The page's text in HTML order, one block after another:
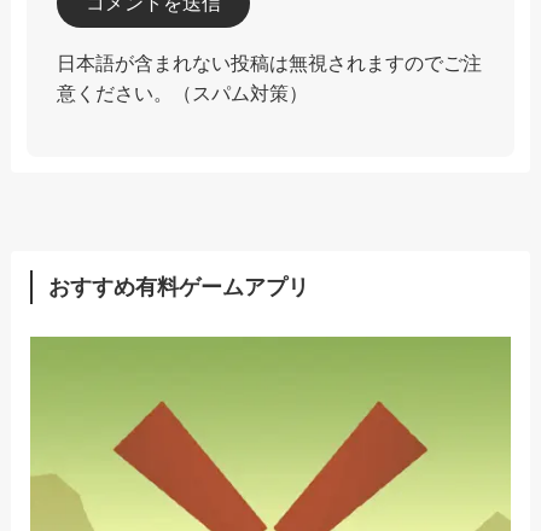
日本語が含まれない投稿は無視されますのでご注
意ください。（スパム対策）
おすすめ有料ゲームアプリ